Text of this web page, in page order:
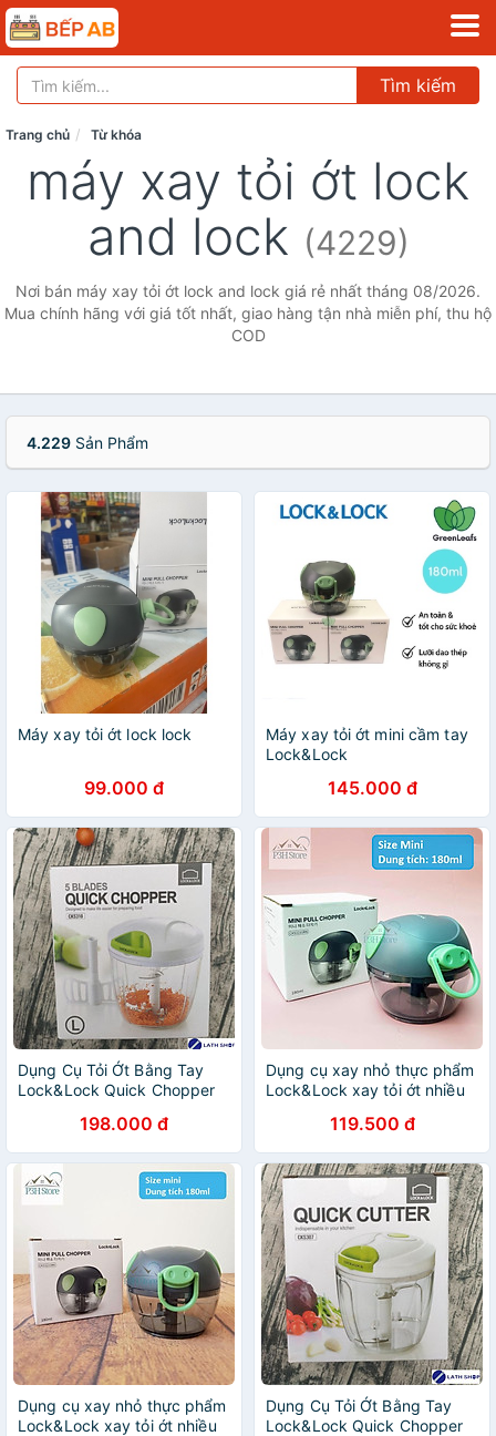
Tìm kiếm
Trang chủ Từ khóa
máy xay tỏi ớt lock
and lock (4229)
Nơi bán máy xay tỏi ớt lock and lock giá rẻ nhất tháng 08/2026.
Mua chính hãng với giá tốt nhất, giao hàng tận nhà miễn phí, thu hộ
COD
4.229 Sản Phẩm
Máy xay tỏi ớt lock lock
99.000 đ
Máy xay tỏi ớt mini cầm tay
Lock&Lock
145.000 đ
Dụng Cụ Tỏi Ớt Bằng Tay
Lock&Lock Quick Chopper
198.000 đ
Dụng cụ xay nhỏ thực phẩm
Lock&Lock xay tỏi ớt nhiều
CKS308 CKS309 CKS310
CKS321
119.500 đ
Dụng cụ xay nhỏ thực phẩm
Lock&Lock xay tỏi ớt nhiều
Dụng Cụ Tỏi Ớt Bằng Tay
Lock&Lock Quick Chopper